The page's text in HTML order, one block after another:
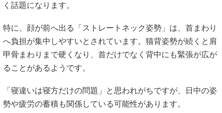
く話題になります。
特に、顔が前へ出る「ストレートネック姿勢」は、首まわり
へ負担が集中しやすいとされています。猫背姿勢が続くと肩
甲骨まわりまで硬くなり、首だけでなく背中にも緊張が広が
ることがあるようです。
「寝違いは寝方だけの問題」と思われがちですが、日中の姿
勢や疲労の蓄積も関係している可能性があります。